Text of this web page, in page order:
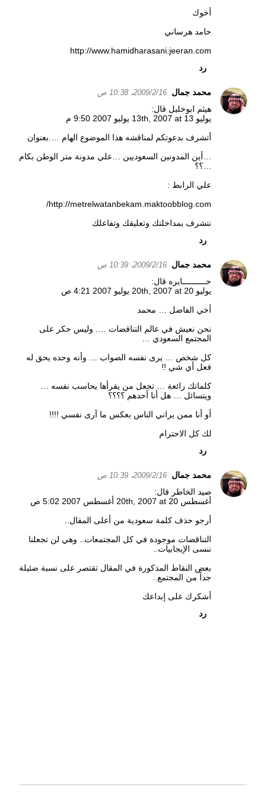
أخوك
حامد هرساني
http://www.hamidharasani.jeeran.com
رد
محمد جمال 16‏/2‏/2009، 10:38 ص
هيثم ابوخليل قال:
يوليو 13th, 2007 at 13 يوليو 2007 9:50 م
أتشرف بدعوتكم لمناقشه هذا الموضوع الهام ….بعنوان
…أين المدونين السعوديين …علي مدونة متر الوطن بكام
…؟؟
علي الرابط :
http://metrelwatanbekam.maktoobblog.com/
نتشرف بمداخلتك وتعليقك وتفاعلك
رد
محمد جمال 16‏/2‏/2009، 10:39 ص
حــــــــــايره قال:
يوليو 20th, 2007 at 20 يوليو 2007 4:21 ص
أخي الفاضل … محمد
نحن نعيش في عالم التناقضات …. وليس حكر على
المجتمع السعودي …
كل شخص … يرى نفسه الصواب … وأنه وحده يحق له
فعل أي شي !!
كلماتك رائعة … تجعل من يقرأها يحاسب نفسه …
ويتسائل … هل أنا أحدهم ؟؟؟؟
أو أنا ممن يراني الناس بعكس ما آرى نفسي !!!!
لك كل الاحترام
رد
محمد جمال 16‏/2‏/2009، 10:39 ص
صيد الخاطر قال:
أغسطس 20th, 2007 at 20 أغسطس 2007 5:02 ص
أرجو حذف كلمة سعودية من أعلى المقال..
التناقضات موجودة في كل المجتمعات.. وهي لن تجعلنا
ننسى الإيجابيات..
بعض النقاط المذكورة في المقال تقتصر على نسبة ضئيلة
جداً من المجتمع..
أشكرك على إبداعك
رد